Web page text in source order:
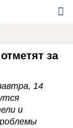
за
14
и